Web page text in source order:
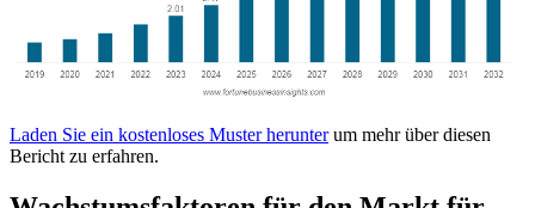
Laden Sie ein kostenloses Muster herunterum mehr über diesen
Bericht zu erfahren.